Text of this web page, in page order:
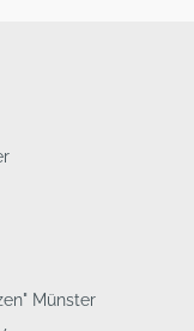
Münster